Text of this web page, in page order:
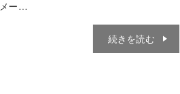
ー…
続きを読む